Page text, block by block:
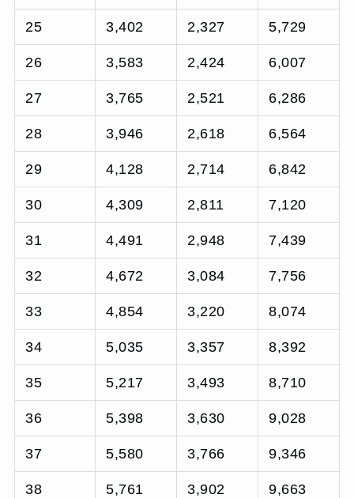
25 3,402 2,327 5,729
26 3,583 2,424 6,007
27 3,765 2,521 6,286
28 3,946 2,618 6,564
29 4,128 2,714 6,842
30 4,309 2,811 7,120
31 4,491 2,948 7,439
32 4,672 3,084 7,756
33 4,854 3,220 8,074
34 5,035 3,357 8,392
35 5,217 3,493 8,710
36 5,398 3,630 9,028
37 5,580 3,766 9,346
38 5,761 3,902 9,663